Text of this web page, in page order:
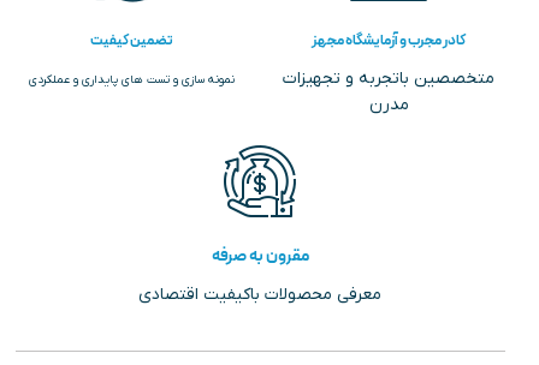
کادر مجرب و آزمایشگاه مجهز
متخصصین باتجربه و تجهیزات
مدرن
تضمین کیفیت
نمونه سازی و تست های پایداری و عملکردی
مقرون به صرفه
معرفی محصولات باکیفیت اقتصادی